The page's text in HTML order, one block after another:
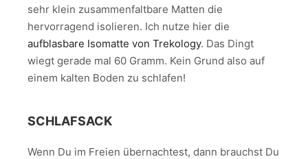
sehr klein zusammenfaltbare Matten die
hervorragend isolieren. Ich nutze hier die
aufblasbare Isomatte von Trekology. Das Dingt
wiegt gerade mal 60 Gramm. Kein Grund also auf
einem kalten Boden zu schlafen!
SCHLAFSACK
Wenn Du im Freien übernachtest, dann brauchst Du